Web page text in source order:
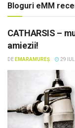
Bloguri eMM
CATHARSIS –
amiezii!
DE EMARAMUREȘ 29